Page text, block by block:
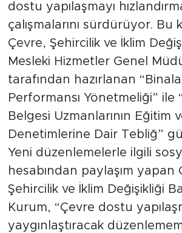
dostu yapılaşmayı
çalışmalarını sürdürüyor. Bu
Çevre, Şehircilik ve İklim
Mesleki Hizmetler Genel
tarafından hazırlanan
Performansı Yönetmeliği” ile
Belgesi Uzmanlarının Eğitim
Denetimlerine Dair Tebliğ”
Yeni düzenlemelerle ilgili
hesabından paylaşım yapan
Şehircilik ve İklim Değişikliği
Kurum, “Çevre dostu
yaygınlaştıracak